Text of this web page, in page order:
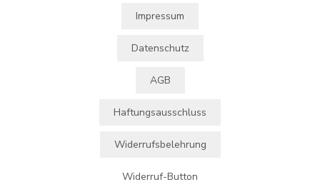
Impressum
Datenschutz
AGB
Haftungsausschluss
Widerrufsbelehrung
Widerruf-Button